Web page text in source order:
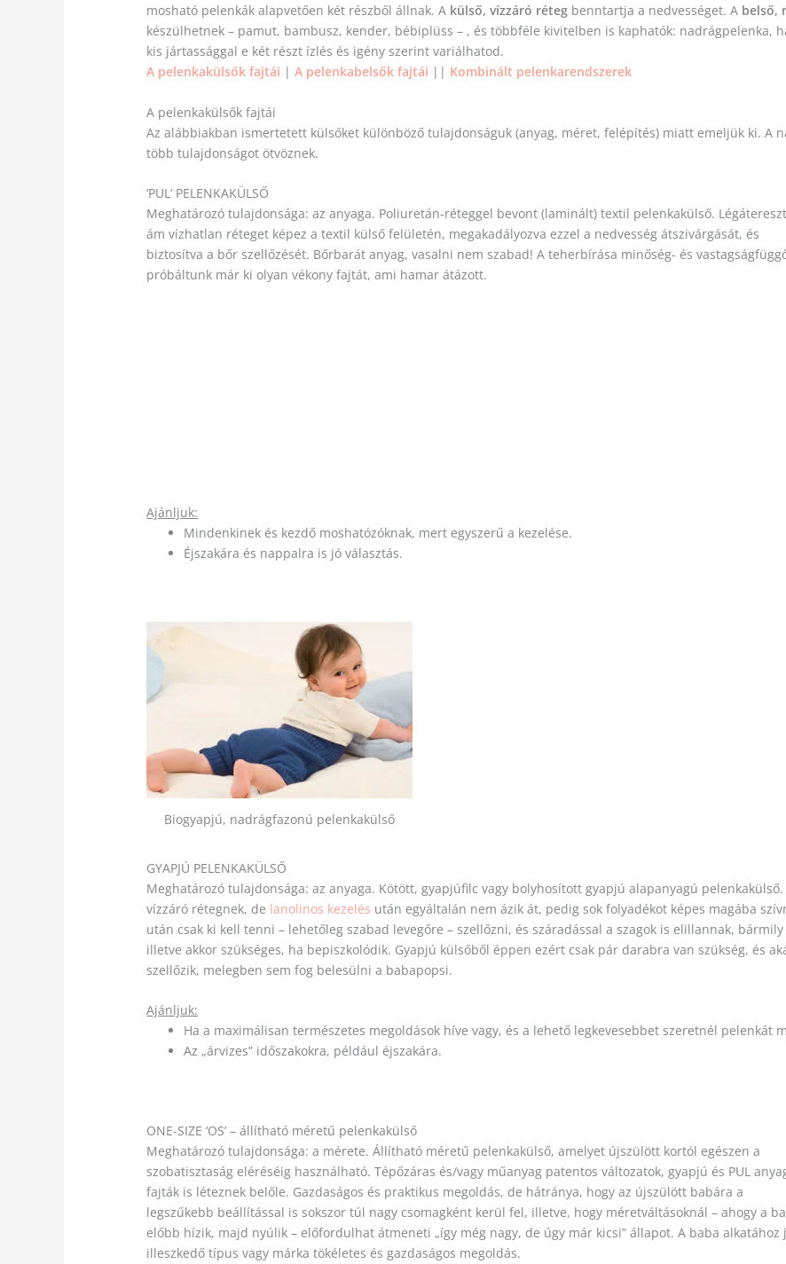
mosható pelenkák alapvetően két részből állnak. A külső, vízzáró réteg benntartja a nedvességet. A belső,
készülhetnek – pamut, bambusz, kender, bébiplüss – , és többféle kivitelben is kaphatók: nadrágpelenka,
kis jártassággal e két részt ízlés és igény szerint variálhatod.
A pelenkakülsők fajtái |A pelenkabelsők fajtái || Kombinált pelenkarendszerek
A pelenkakülsők fajtái
Az alábbiakban ismertetett külsőket különböző tulajdonságuk (anyag, méret, felépítés) miatt emeljük ki. A
több tulajdonságot ötvöznek.
‘PUL’ PELENKAKÜLSŐ
Meghatározó tulajdonsága: az anyaga. Poliuretán-réteggel bevont (laminált) textil pelenkakülső.
ám vízhatlan réteget képez a textil külső felületén, megakadályozva ezzel a nedvesség átszivárgását, és
biztosítva a bőr szellőzését. Bőrbarát anyag, vasalni nem szabad! A teherbírása minőség- és
próbáltunk már ki olyan vékony fajtát, ami hamar átázott.
Ajánljuk:
Mindenkinek és kezdő moshatózóknak, mert egyszerű a kezelése.
Éjszakára és nappalra is jó választás.
Biogyapjú, nadrágfazonú pelenkakülső
GYAPJÚ PELENKAKÜLSŐ
Meghatározó tulajdonsága: az anyaga. Kötött, gyapjúfilc vagy bolyhosított gyapjú alapanyagú
vízzáró rétegnek, de lanolinos kezelés után egyáltalán nem ázik át, pedig sok folyadékot képes magába
után csak ki kell tenni – lehetőleg szabad levegőre – szellőzni, és száradással a szagok is elillannak,
illetve akkor szükséges, ha bepiszkolódik. Gyapjú külsőből éppen ezért csak pár darabra van szükség, és
szellőzik, melegben sem fog belesülni a babapopsi.
Ajánljuk:
Ha a maximálisan természetes megoldások híve vagy, és a lehető legkevesebbet szeretnél pelenkát
Az „árvizes” időszakokra, például éjszakára.
ONE-SIZE ‘OS’ – állítható méretű pelenkakülső
Meghatározó tulajdonsága: a mérete. Állítható méretű pelenkakülső, amelyet újszülött kortól egészen a
szobatisztaság eléréséig használható. Tépőzáras és/vagy műanyag patentos változatok, gyapjú és PUL
fajták is léteznek belőle. Gazdaságos és praktikus megoldás, de hátránya, hogy az újszülött babára a
legszűkebb beállítással is sokszor túl nagy csomagként kerül fel, illetve, hogy méretváltásoknál – ahogy a
előbb hízik, majd nyúlik – előfordulhat átmeneti „így még nagy, de úgy már kicsi” állapot. A baba alkatához
illeszkedő típus vagy márka tökéletes és gazdaságos megoldás.